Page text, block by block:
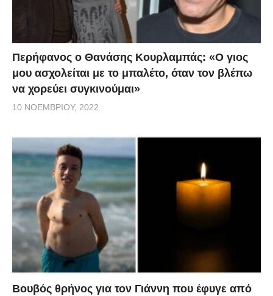
Περήφανος ο Θανάσης Κουρλαμπάς: «Ο γιος
μου ασχολείται με το μπαλέτο, όταν τον βλέπω
να χορεύει συγκινούμαι»
10 ΝΟΕΜΒΡΊΟΥ, 2022
Βουβός θρήνος για τον Γιάννη που έφυγε από